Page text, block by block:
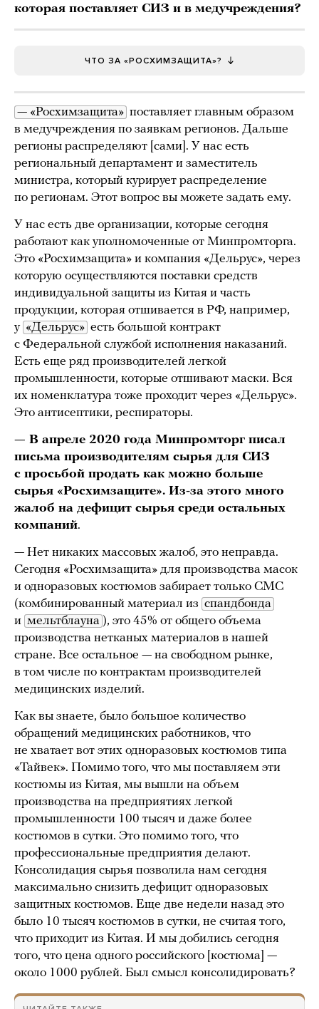
которая поставляет СИЗ и в медучреждения?
ЧТО ЗА «РОСХИМЗАЩИТА»?
— «Росхимзащита» поставляет главным образом
в медучреждения по заявкам регионов. Дальше
регионы распределяют [сами]. У нас есть
региональный департамент и заместитель
министра, который курирует распределение
по регионам. Этот вопрос вы можете задать ему.
У нас есть две организации, которые сегодня
работают как уполномоченные от Минпромторга.
Это «Росхимзащита» и компания «Дельрус», через
которую осуществляются поставки средств
индивидуальной защиты из Китая и часть
продукции, которая отшивается в РФ, например,
у «Дельрус» есть большой контракт
с Федеральной службой исполнения наказаний.
Есть еще ряд производителей легкой
промышленности, которые отшивают маски. Вся
их номенклатура тоже проходит через «Дельрус».
Это антисептики, респираторы.
— В апреле 2020 года Минпромторг писал
письма производителям сырья для СИЗ
с просьбой продать как можно больше
сырья «Росхимзащите». Из-за этого много
жалоб на дефицит сырья среди остальных
компаний.
— Нет никаких массовых жалоб, это неправда.
Сегодня «Росхимзащита» для производства масок
и одноразовых костюмов забирает только СМС
(комбинированный материал из спандбонда
и мельтблауна ), это 45% от общего объема
производства нетканых материалов в нашей
стране. Все остальное — на свободном рынке,
в том числе по контрактам производителей
медицинских изделий.
Как вы знаете, было большое количество
обращений медицинских работников, что
не хватает вот этих одноразовых костюмов типа
«Тайвек». Помимо того, что мы поставляем эти
костюмы из Китая, мы вышли на объем
производства на предприятиях легкой
промышленности 100 тысяч и даже более
костюмов в сутки. Это помимо того, что
профессиональные предприятия делают.
Консолидация сырья позволила нам сегодня
максимально снизить дефицит одноразовых
защитных костюмов. Еще две недели назад это
было 10 тысяч костюмов в сутки, не считая того,
что приходит из Китая. И мы добились сегодня
того, что цена одного российского [костюма] —
около 1000 рублей. Был смысл консолидировать?